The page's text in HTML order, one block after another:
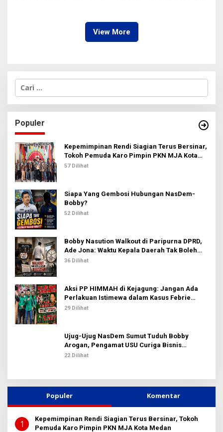
View More
C
i
u
n
t
u
k
:
Populer
Kepemimpinan Rendi Siagian Terus Bersinar,
Tokoh Pemuda Karo Pimpin PKN MJA Kota
Medan
57 Dilihat
Siapa Yang Gembosi Hubungan NasDem-
Bobby?
52 Dilihat
Bobby Nasution Walkout di Paripurna DPRD,
Ade Jona: Waktu Kepala Daerah Tak Boleh
Terbuang Sia-sia
36 Dilihat
Aksi PP HIMMAH di Kejagung: Jangan Ada
Perlakuan Istimewa dalam Kasus Febrie
Adriansyah
29 Dilihat
Ujug-Ujug NasDem Sumut Tuduh Bobby
Arogan, Pengamat USU Curiga Bisnis
Reklame
22 Dilihat
Populer Komentar
1
Kepemimpinan Rendi Siagian Terus Bersinar, Tokoh
Pemuda Karo Pimpin PKN MJA Kota Medan